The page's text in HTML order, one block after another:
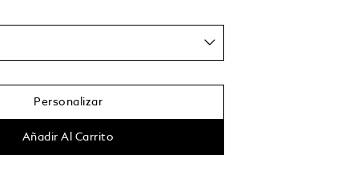
Personalizar
Añadir Al Carrito